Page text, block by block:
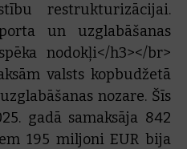
restrukturizācijai.
un uzglabāšanas
nodokļi</h3></br>
valsts kopbudžetā
nozare. Šīs
gadā samaksāja 842
195 miljoni EUR bija